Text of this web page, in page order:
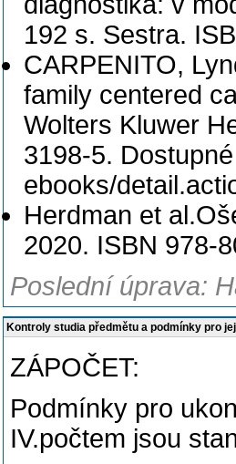
192 s. Sestra.
CARPENITO,
family centered
Wolters Kluwer
3198-5.
ebooks/
Herdman et
2020. ISBN 978-
Poslední úprava:
Kontroly studia předmětu a podmínky pro
ZÁPOČET:
Podmínky pro
IV.počtem jsou